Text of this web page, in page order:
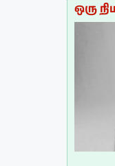
ஒரு